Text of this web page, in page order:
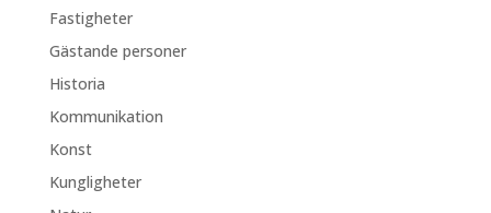
Fastigheter
Gästande personer
Historia
Kommunikation
Konst
Kungligheter